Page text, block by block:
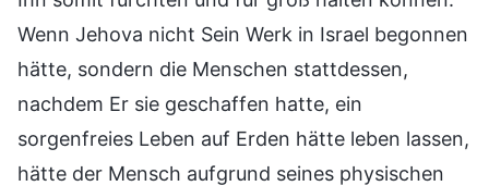
Wenn Jehova nicht Sein Werk in Israel begonnen
hätte, sondern die Menschen stattdessen,
nachdem Er sie geschaffen hatte, ein
sorgenfreies Leben auf Erden hätte leben lassen,
hätte der Mensch aufgrund seines physischen